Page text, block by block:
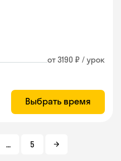
от 3190 ₽ / урок
Выбрать время
... 5